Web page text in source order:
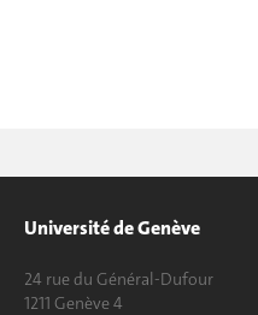
Université de Genève
24 rue du Général-Dufour
1211 Genève 4